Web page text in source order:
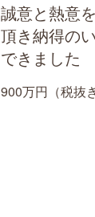
誠意と熱意
頂き納得の
できました
900万円（税抜